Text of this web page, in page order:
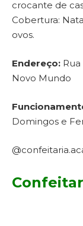
crocante de
Cobertura:
ovos.
Endereço:
Novo Mundo
Domingos e